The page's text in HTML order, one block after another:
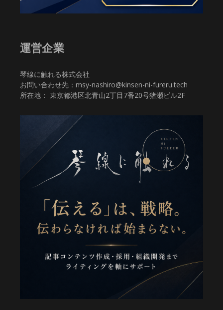
運営企業
琴線に触れる株式会社
お問い合わせ先：msy-nashiro@kinsen-ni-fureru.tech
所在地： 東京都港区北青山2丁目7番20号猪瀬ビル2F